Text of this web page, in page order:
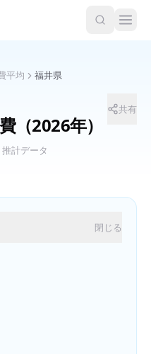
平均 福井県
（2026年）
計データ
共有
閉じる